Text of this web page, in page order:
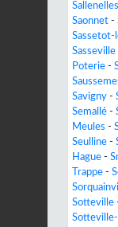
Sallenelles
Saonnet -
Sassetot-
Sasseville
Poterie -
Savigny -
Semallé -
Meules -
Seulline -
Hague -
Trappe -
Sotteville